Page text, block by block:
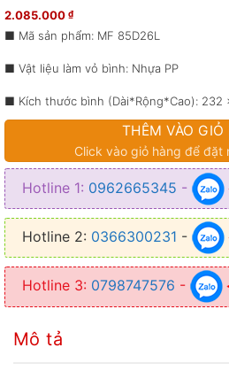
2.085.000 ₫
■ Mã sản phẩm: MF 85D26L
■ Vật liệu làm vỏ bình: Nhựa PP
■ Kích thước bình (Dài*Rộng*Cao): 232
THÊM VÀO GIỎ
Click vào giỏ hàng để đặt
Hotline 1: 0962665345 -
Hotline 2: 0366300231 -
Hotline 3: 0798747576 -
Mô tả